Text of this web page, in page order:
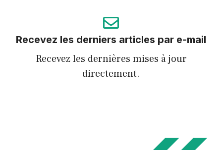
Recevez les derniers articles par e-mail
Recevez les dernières mises à jour
directement.